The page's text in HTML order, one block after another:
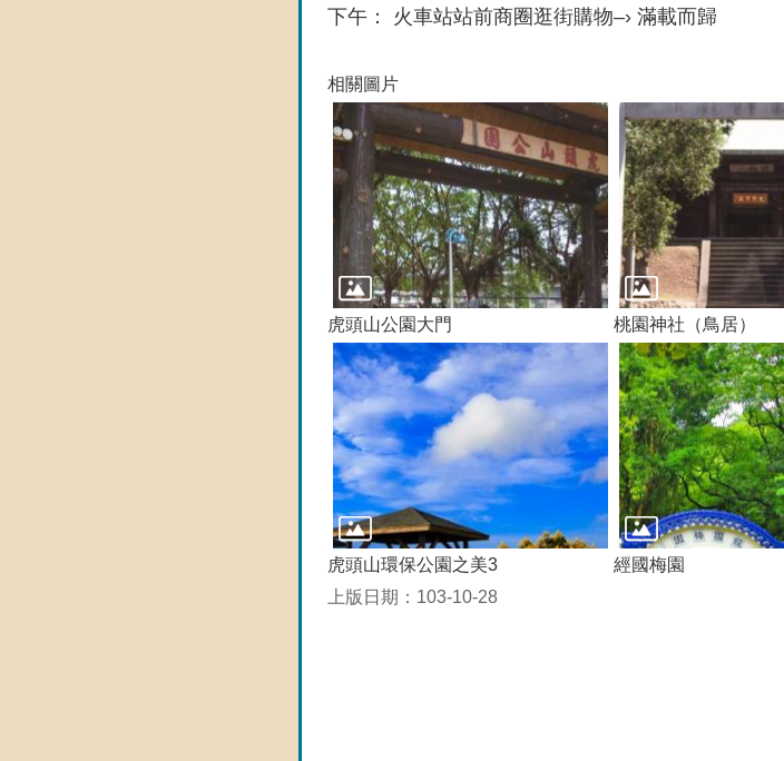
下午： 火車站站前商圈逛街購物–› 滿載而歸
相關圖片
虎頭山公園大門 桃園神社（鳥居）
虎頭山環保公園之美3 經國梅園
上版日期：103-10-28